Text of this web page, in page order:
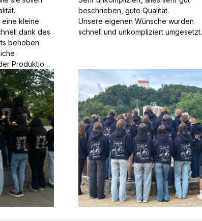
eine kleine
dank des
behoben
Produktion
dauerte 7
und ohne
Lieferung
der
beschrieben, gute Qualität.
Unsere eigenen Wünsche wurden
schnell und unkompliziert umgesetzt.